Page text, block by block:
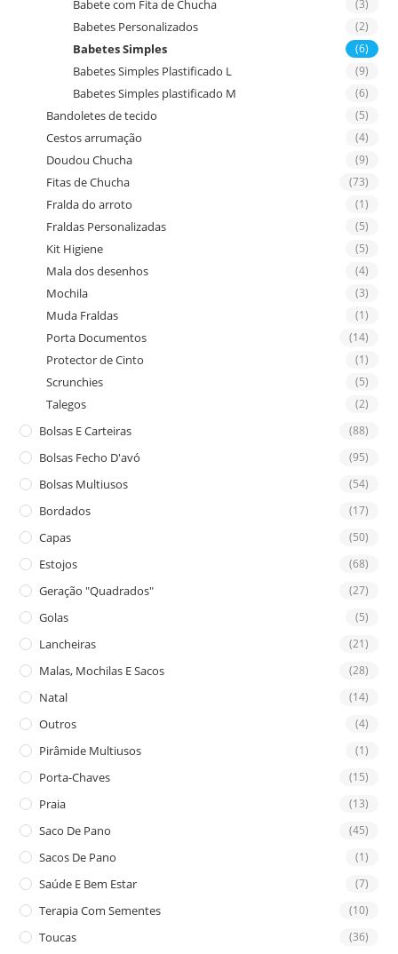
Babete com Fita de Chucha (3)
Babetes Personalizados (2)
Babetes Simples (6)
Babetes Simples Plastificado L (9)
Babetes Simples plastificado M (6)
Bandoletes de tecido (5)
Cestos arrumação (4)
Doudou Chucha (9)
Fitas de Chucha (73)
Fralda do arroto (1)
Fraldas Personalizadas (5)
Kit Higiene (5)
Mala dos desenhos (4)
Mochila (3)
Muda Fraldas (1)
Porta Documentos (14)
Protector de Cinto (1)
Scrunchies (5)
Talegos (2)
Bolsas E Carteiras (88)
Bolsas Fecho D'avó (95)
Bolsas Multiusos (54)
Bordados (17)
Capas (50)
Estojos (68)
Geração "Quadrados" (27)
Golas (5)
Lancheiras (21)
Malas, Mochilas E Sacos (28)
Natal (14)
Outros (4)
Pirâmide Multiusos (1)
Porta-Chaves (15)
Praia (13)
Saco De Pano (45)
Sacos De Pano (1)
Saúde E Bem Estar (7)
Terapia Com Sementes (10)
Toucas (36)